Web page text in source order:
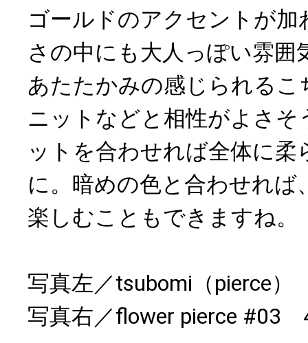
ゴールドのアクセントが
さの中にも大人っぽい雰囲
あたたかみの感じられる
ニットなどと相性がよさそ
ットを合わせれば全体に柔
に。暗めの色と合わせれば
楽しむこともできますね。
写真左／tsubomi（pierce
写真右／flower pierce #03